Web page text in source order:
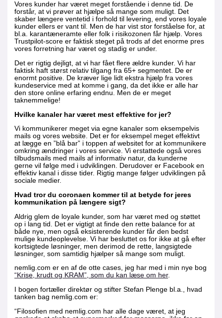
Vores kunder har været meget forstående i denne tid. De
forstår, at vi prøver at hjælpe så mange som muligt. Det
skaber længere ventetid i forhold til levering, end vores loyale
kunder ellers er vant til. Men de har vist stor forståelse for, at
bl.a. karantæneramte eller folk i risikozonen får hjælp. Vores
Trustpilot-score er faktisk steget på trods af det enorme pres
vores forretning har været og stadig er under.
Det er rigtig dejligt, at vi har fået flere ældre kunder. Vi har
faktisk haft størst relativ tilgang fra 65+ segmentet. De er
enormt positive. De kræver lige lidt ekstra hjælp fra vores
kundeservice med at komme i gang, da det ikke er alle har
den store online erfaring endnu. Men de er meget
taknemmelige!
Hvilke kanaler har været mest effektive for jer?
Vi kommunikerer meget via egne kanaler som eksempelvis
mails og vores website. Det er for eksempel meget effektivt
at lægge en ”blå bar” i toppen af websitet for at kommunikere
omkring ændringer i vores service. Vi erstattede også vores
tilbudsmails med mails af informativ natur, da kunderne
gerne vil følge med i udviklingen. Derudover er Facebook en
effektiv kanal i disse tider. Rigtig mange følger udviklingen på
sociale medier.
Hvad tror du coronaen kommer til at betyde for jeres
kommunikation på længere sigt?
Aldrig glem de loyale kunder, som har været med og støttet
op i lang tid. Det er vigtigt at finde den rette balance for at
både nye, men også eksisterende kunder får den bedst
mulige kundeoplevelse. Vi har besluttet os for ikke at gå efter
kortsigtede løsninger, men derimod de rette, langsigtede
løsninger, som samtidig hjælper så mange som muligt.
nemlig.com er en af de otte cases, jeg har med i min nye bog
“Krise, krudt og KRAM”, som du kan læse om her.
I bogen fortæller direktør og stifter Stefan Plenge bl.a., hvad
tanken bag nemlig.com er:
“Filosofien med nemlig.com har alle dage været, at jeg